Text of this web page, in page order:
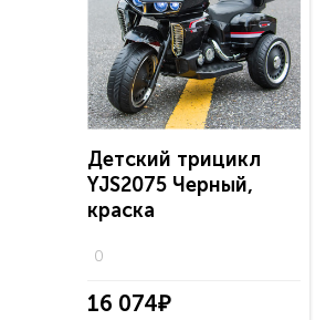
Детский трицикл
YJS2075 Черный,
краска
0
16 074₽